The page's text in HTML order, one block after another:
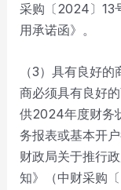
采购〔2024〕13
用承诺函》。
（3）具有良好
商必须具有良好
供2024年度财务
务报表或基本开
财政局关于推行
知》（中财采购